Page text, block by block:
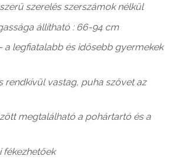
szerelés szerszámok nélkül
állítható : 66-94 cm
a legfiatalabb és idősebb gyermekek
rendkívül vastag, puha szövet az
megtalálható a pohártartó és a
fékezhetőek